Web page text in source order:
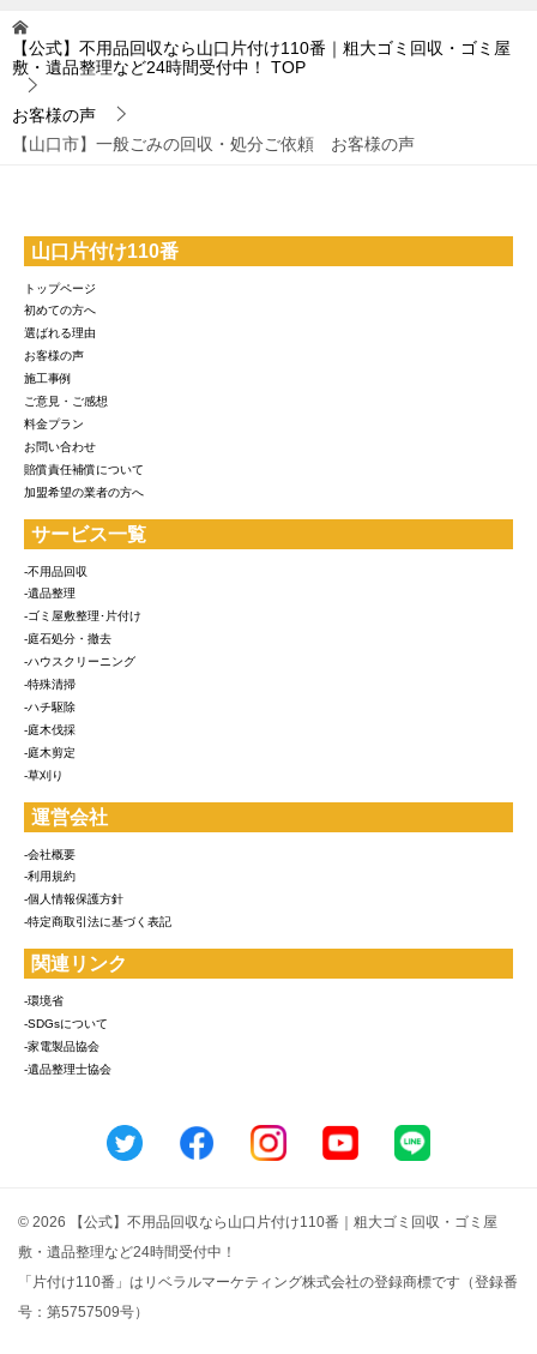
【公式】不用品回収なら山口片付け110番｜粗大ゴミ回収・ゴミ屋
敷・遺品整理など24時間受付中！
TOP
お客様の声
【山口市】一般ごみの回収・処分ご依頼 お客様の声
山口片付け110番
トップページ
初めての方へ
選ばれる理由
お客様の声
施工事例
ご意見・ご感想
料金プラン
お問い合わせ
賠償責任補償について
加盟希望の業者の方へ
サービス一覧
-不用品回収
-遺品整理
-ゴミ屋敷整理･片付け
-庭石処分・撤去
-ハウスクリーニング
-特殊清掃
-ハチ駆除
-庭木伐採
-庭木剪定
-草刈り
運営会社
-会社概要
-利用規約
-個人情報保護方針
-特定商取引法に基づく表記
関連リンク
-環境省
-SDGsについて
-家電製品協会
-遺品整理士協会
© 2026 【公式】不用品回収なら山口片付け110番｜粗大ゴミ回収・ゴミ屋
敷・遺品整理など24時間受付中！
「片付け110番」はリベラルマーケティング株式会社の登録商標です（登録番
号：第5757509号）